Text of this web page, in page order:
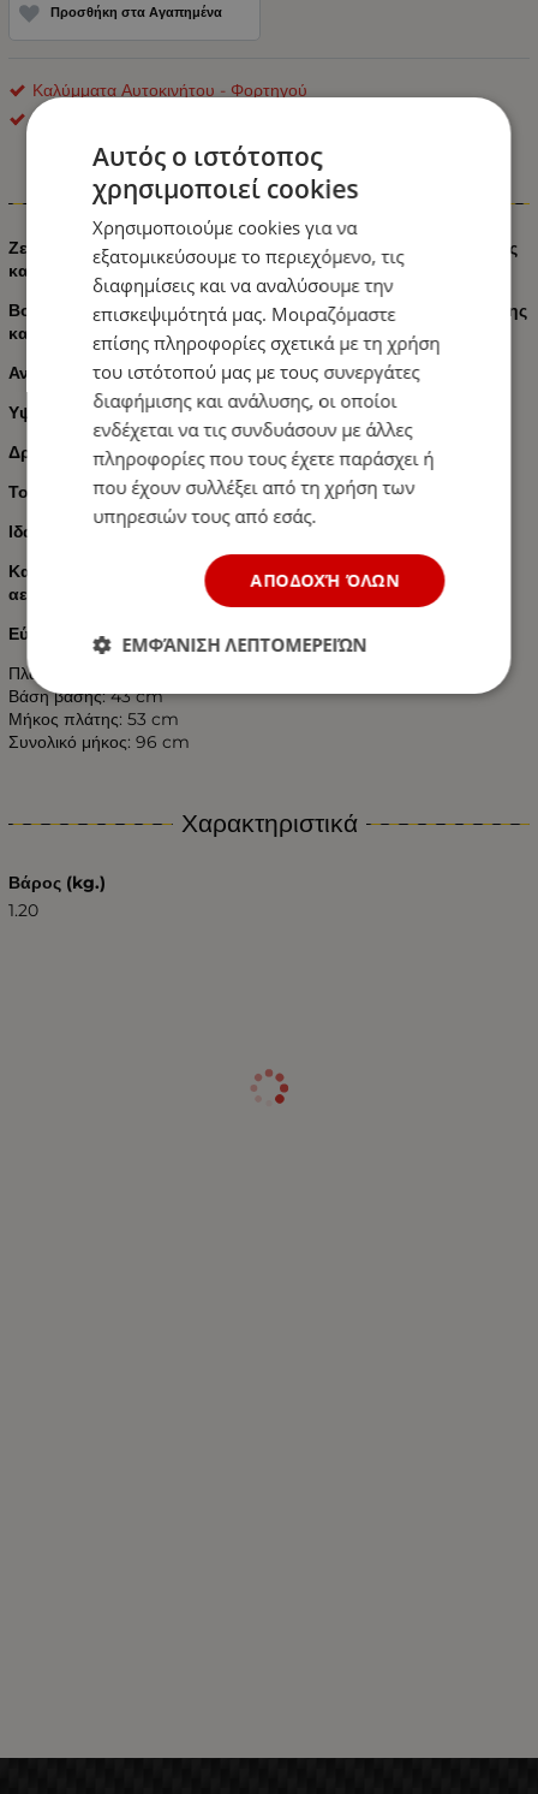
Προσθήκη στα Αγαπημένα
Καλύμματα Αυτοκινήτου - Φορτηγού
OEM
Πληροφορίες
Ζεύγος πλατοκαθίσματα ορθοπεδικά Universal για τα εμπρός
καθίσματα (οδηγού-συνοδηγού).
Βοηθά στην ανακούφιση του πόνου στην πλάτη, της κούρασης
και του άγχους του οδηγού!
Ανατομικά σχεδιασμένο για να στηρίζει την πλάτη σας.
Υψηλή ποιότητα και αντοχή στο χρόνο.
Δροσερό το καλοκαίρι και ζεστό το χειμώνα.
Τοποθετούνται σε όλους τους τύπους καθισμάτων.
Ιδανικό για μακρινά ταξίδια.
Κατάλληλα ακόμα για καθίσματα εξοπλισμένα με πλευρικούς
αερόσακους.
Εύκολη τοποθέτηση.
Πλάτος: 48,5 cm
Βάση βάσης: 43 cm
Μήκος πλάτης: 53 cm
Συνολικό μήκος: 96 cm
Χαρακτηριστικά
Βάρος (kg.)
1.20
Αυτός ο ιστότοπος
χρησιμοποιεί cookies
Χρησιμοποιούμε cookies για να
εξατομικεύσουμε το περιεχόμενο, τις
διαφημίσεις και να αναλύσουμε την
επισκεψιμότητά μας. Μοιραζόμαστε
επίσης πληροφορίες σχετικά με τη χρήση
του ιστότοπού μας με τους συνεργάτες
διαφήμισης και ανάλυσης, οι οποίοι
ενδέχεται να τις συνδυάσουν με άλλες
πληροφορίες που τους έχετε παράσχει ή
που έχουν συλλέξει από τη χρήση των
υπηρεσιών τους από εσάς.
ΑΠΟΔΟΧΉ ΌΛΩΝ
ΕΜΦΆΝΙΣΗ ΛΕΠΤΟΜΕΡΕΙΏΝ